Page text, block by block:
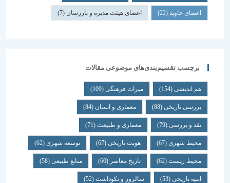
اعضای جاوید(22) اعضای هیئت مدیره و بازرسان(7)
برچسب تقسیم‌بندی‌های موضوعی مقالات
هم اندیشی (154) میراث فرهنگی (109)
بررسی تاریخی (88) معماری و انسان (84)
نقد و بررسی (79) معماری و طبیعت (71)
محیط شهری(67) هویت تاریخی(67) توسعه شهری(62)
محیط زیست(62) تاریخ معاصر(60) منابع طبیعی(58)
ابنیه تاریخی(53) سالروز و نکوداشت(52)